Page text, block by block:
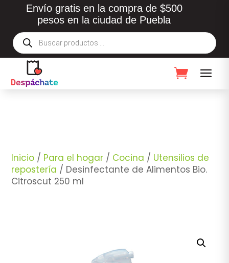
Envío gratis en la compra de $500
pesos en la ciudad de Puebla
Búsqueda
de
productos
Inicio / Para el hogar / Cocina / Utensilios de
repostería / Desinfectante de Alimentos Bio.
Citroscut 250 ml